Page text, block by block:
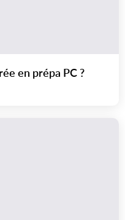
en prépa PC ?